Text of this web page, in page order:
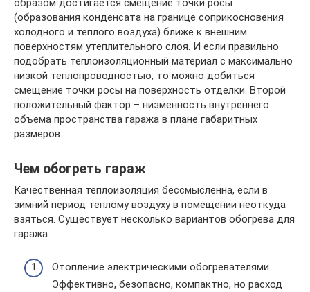
образом достигается смещение точки росы
(образования конденсата на границе соприкосновения
холодного и теплого воздуха) ближе к внешним
поверхностям утеплительного слоя. И если правильно
подобрать теплоизоляционный материал с максимально
низкой теплопроводностью, то можно добиться
смещение точки росы на поверхность отделки. Второй
положительный фактор – низменность внутреннего
объема пространства гаража в плане габаритных
размеров.
Чем обогреть гараж
Качественная теплоизоляция бессмысленна, если в
зимний период теплому воздуху в помещении неоткуда
взяться. Существует несколько вариантов обогрева для
гаража:
Отопление электрическими обогревателями.
Эффективно, безопасно, компактно, но расход